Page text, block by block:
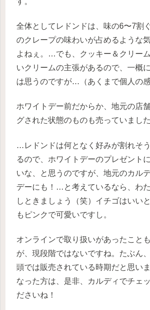
全体としてレドンドは、味の6〜7割
のクレープの味わいが占めるような
よねぇ。…でも、クッキー＆クリー
いクリームの主張があるので、一概
は思うのですが…（あくまで個人の感
ホワイトデー前だからか、地元の店
グされた状態のものも売っていました
…レドンドは何となく好みが割れそ
るので、ホワイトデーのプレゼント
いな、と思うのですが、地元のカル
デーにも！…と考えているなら、わ
しときましょう（笑）イチゴはいい
もピンクで可愛いですし。
オンラインで取り扱いがあったこと
が、現段階ではないですね。たぶん
頭では販売されている時期だと思い
なった方は、是非、カルディでチェ
ださいね！